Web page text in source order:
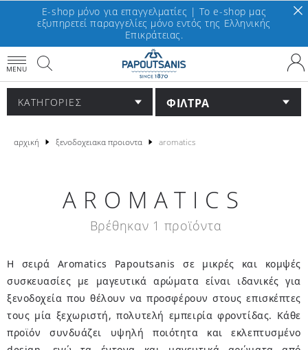
E-shop μόνο για επαγγελματίες | To e-shop μας
εξυπηρετεί παραγγελίες μόνο εντός της Ελληνικής
Επικράτειας.
MENU
ΚΑΤΗΓΟΡΙΕΣ ΦΙΛΤΡΑ
αρχική ξενοδοχειακα προιοντα aromatics
AROMATICS
Βρέθηκαν 1 προϊόντα
Η σειρά Aromatics Papoutsanis σε μικρές και κομψές
συσκευασίες με μαγευτικά αρώματα είναι ιδανικές για
ξενοδοχεία που θέλουν να προσφέρουν στους επισκέπτες
τους μία ξεχωριστή, πολυτελή εμπειρία φροντίδας. Κάθε
προϊόν συνδυάζει υψηλή ποιότητα και εκλεπτυσμένο